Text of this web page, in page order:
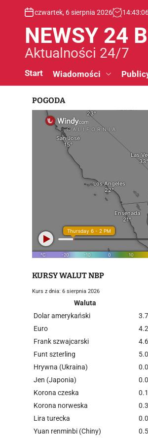
czwartek, 6 sierpnia 2026 14:43:
NEWSY 24
Aktualności 24/7
Start Wiadomości
POGODA
KURSY WALUT NBP
Kurs z dnia: 6 sierpnia 2026
Waluta
Dolar amerykański
Euro
Frank szwajcarski
Funt szterling
Hrywna (Ukraina)
Jen (Japonia)
Korona czeska
Korona norweska
Lira turecka
Yuan renminbi (Chiny)